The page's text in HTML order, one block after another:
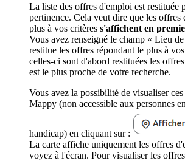
La liste des offres d'emploi est restituée
pertinence. Cela veut dire que les
plus à vos critères s'affichent en
Vous avez renseigné le champ « Lieu
restitue les offres répondant le plus à
celles-ci sont d'abord restituées les
est le plus proche de votre recherche.
Vous avez la possibilité de visualiser
Mappy (non accessible aux personnes
handicap) en cliquant sur :
La carte affiche uniquement les offres
voyez à l'écran. Pour visualiser les